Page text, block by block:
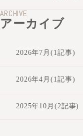
ARCHIVE
アーカイブ
2026年7月(1記事)
2026年4月(1記事)
2025年10月(2記事)